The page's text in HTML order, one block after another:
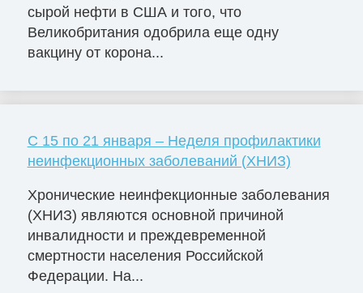
сырой нефти в США и того, что
Великобритания одобрила еще одну
вакцину от корона...
С 15 по 21 января – Неделя профилактики
неинфекционных заболеваний (ХНИЗ)
Хронические неинфекционные заболевания
(ХНИЗ) являются основной причиной
инвалидности и преждевременной
смертности населения Российской
Федерации. На...